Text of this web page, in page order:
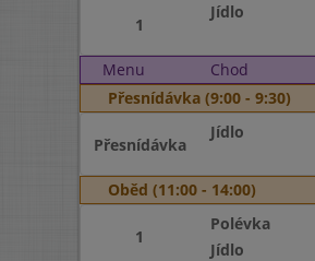
1
Jídlo
Menu Chod
Přesnídávka (9:00 - 9:30)
Přesnídávka
Jídlo
Oběd (11:00 - 14:00)
1
Polévka
Jídlo